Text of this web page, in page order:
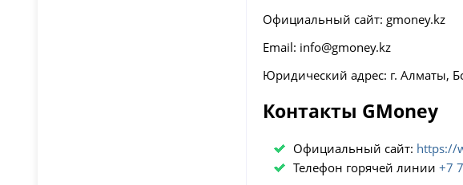
Официальный сайт: gmoney.kz
Email: info@gmoney.kz
Юридический адрес: г. Алматы,
Контакты GMoney
Официальный сайт: https://
Телефон горячей линии +7